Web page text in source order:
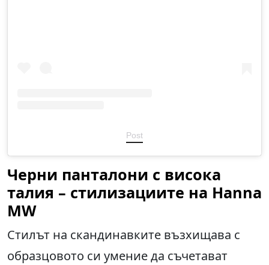
Post
Черни панталони с висока
талия – стилизациите на Hanna
MW
Стилът на скандинавките възхищава с
образцовото си умение да съчетават